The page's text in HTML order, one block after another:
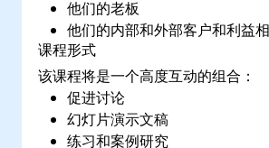
他们的老板
他们的内部和外部客户和利益
课程形式
该课程将是一个高度互动的组合：
促进讨论
幻灯片演示文稿
练习和案例研究